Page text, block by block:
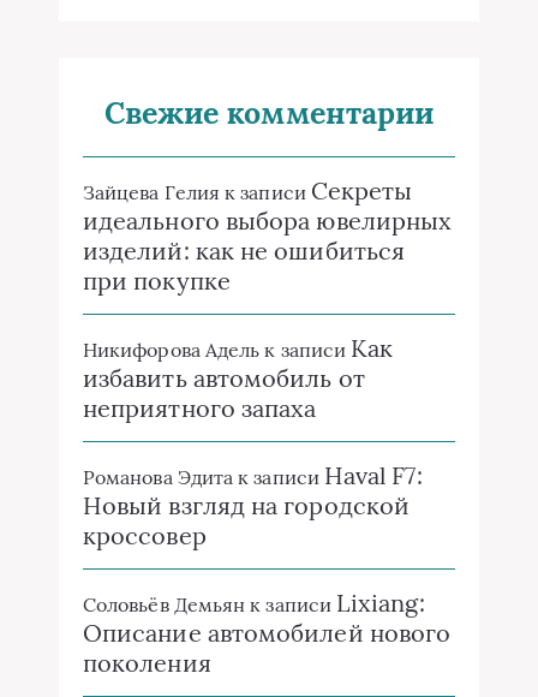
Свежие комментарии
Зайцева Гелия к записи Секреты
идеального выбора ювелирных
изделий: как не ошибиться
при покупке
Никифорова Адель к записи Как
избавить автомобиль от
неприятного запаха
Романова Эдита к записи Haval F7:
Новый взгляд на городской
кроссовер
Соловьёв Демьян к записи Lixiang:
Описание автомобилей нового
поколения